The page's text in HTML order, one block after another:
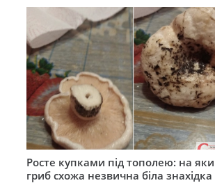
Росте купками під тополею: на
гриб схожа незвична біла знахідка